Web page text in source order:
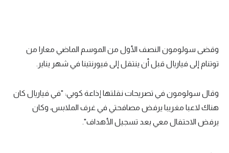
سعودي في الجول
الدوري الإنجليزي
الدوري الإسباني
دوري أبطال أوروبا
وقضى سولومون النصف الأول من الموسم الماضي معارا من
توتنام إلى فياريال قبل أن ينتقل إلى فيورنتينا في شهر يناير.
وقال سولومون في تصريحات نقلتها إذاعة كوبي: "في فياريال كان
هناك لاعبا مغريبا يرفض مصافحتي في غرف الملابس، وكان
يرفض الاحتفال معي بعد تسجيل الأهداف".